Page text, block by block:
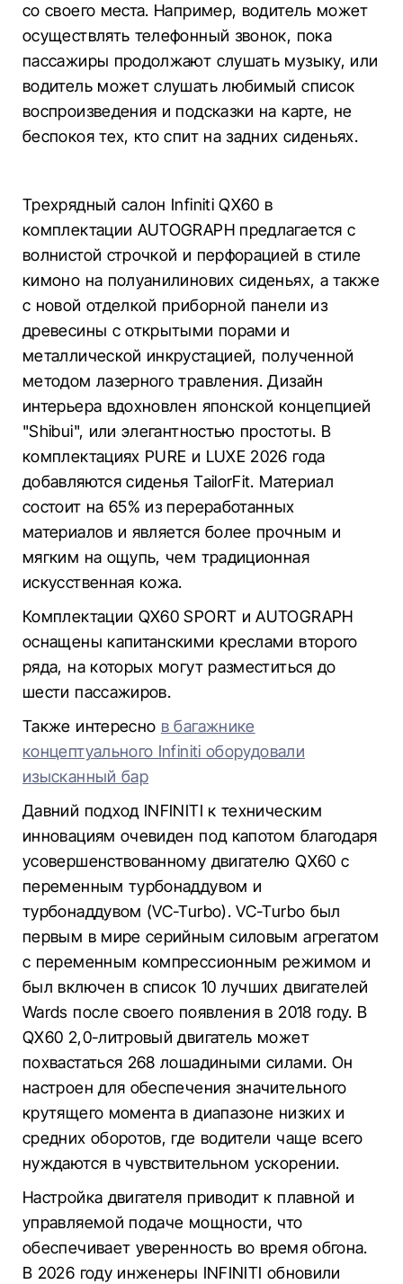
со своего места. Например, водитель может
осуществлять телефонный звонок, пока
пассажиры продолжают слушать музыку, или
водитель может слушать любимый список
воспроизведения и подсказки на карте, не
беспокоя тех, кто спит на задних сиденьях.
Трехрядный салон Infiniti QX60 в
комплектации AUTOGRAPH предлагается с
волнистой строчкой и перфорацией в стиле
кимоно на полуанилинових сиденьях, а также
с новой отделкой приборной панели из
древесины с открытыми порами и
металлической инкрустацией, полученной
методом лазерного травления. Дизайн
интерьера вдохновлен японской концепцией
"Shibui", или элегантностью простоты. В
комплектациях PURE и LUXE 2026 года
добавляются сиденья TailorFit. Материал
состоит на 65% из переработанных
материалов и является более прочным и
мягким на ощупь, чем традиционная
искусственная кожа.
Комплектации QX60 SPORT и AUTOGRAPH
оснащены капитанскими креслами второго
ряда, на которых могут разместиться до
шести пассажиров.
Также интересно в багажнике
концептуального Infiniti оборудовали
изысканный бар
Давний подход INFINITI к техническим
инновациям очевиден под капотом благодаря
усовершенствованному двигателю QX60 с
переменным турбонаддувом и
турбонаддувом (VC-Turbo). VC-Turbo был
первым в мире серийным силовым агрегатом
с переменным компрессионным режимом и
был включен в список 10 лучших двигателей
Wards после своего появления в 2018 году. В
QX60 2,0-литровый двигатель может
похвастаться 268 лошадиными силами. Он
настроен для обеспечения значительного
крутящего момента в диапазоне низких и
средних оборотов, где водители чаще всего
нуждаются в чувствительном ускорении.
Настройка двигателя приводит к плавной и
управляемой подаче мощности, что
обеспечивает уверенность во время обгона.
В 2026 году инженеры INFINITI обновили